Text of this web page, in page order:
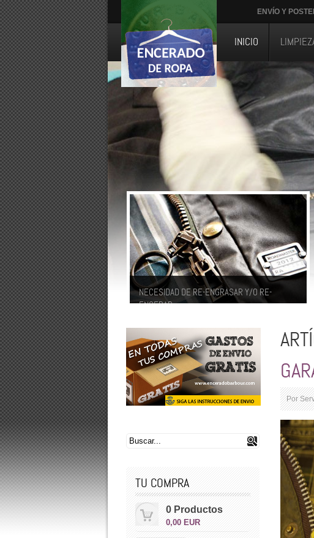
ENVÍO Y
INICIO
NECESIDAD DE RE-ENGRASAR Y/O RE-
ENCERAR
La frecuencia con que tenga que proceder al
re-encerado, y/o re-impermeabilización,
dependera del uso, y frecuencia con que
utiliza su prenda. Además de re-encerar, y/o
re-impermeabilizar...
Por
TU COMPRA
0 Productos
0,00 EUR